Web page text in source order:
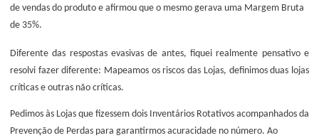
de vendas do produto e afirmou que o mesmo gerava uma Margem Bruta
de 35%.
Diferente das respostas evasivas de antes, fiquei realmente pensativo e
resolvi fazer diferente: Mapeamos os riscos das Lojas, definimos duas lojas
críticas e outras não críticas.
Pedimos às Lojas que fizessem dois Inventários Rotativos acompanhados da
Prevenção de Perdas para garantirmos acuracidade no número. Ao